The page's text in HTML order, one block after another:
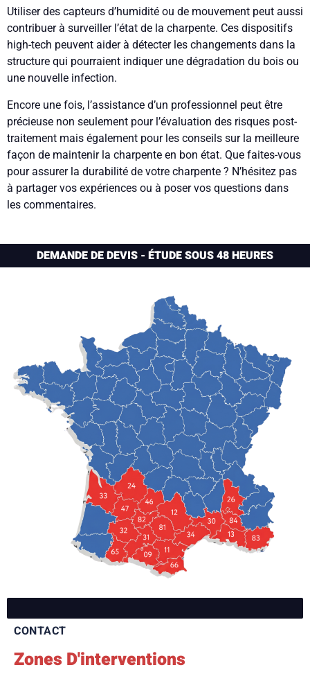
Utiliser des capteurs d’humidité ou de mouvement peut aussi
contribuer à surveiller l’état de la charpente. Ces dispositifs
high-tech peuvent aider à détecter les changements dans la
structure qui pourraient indiquer une dégradation du bois ou
une nouvelle infection.
Encore une fois, l’assistance d’un professionnel peut être
précieuse non seulement pour l’évaluation des risques post-
traitement mais également pour les conseils sur la meilleure
façon de maintenir la charpente en bon état. Que faites-vous
pour assurer la durabilité de votre charpente ? N’hésitez pas
à partager vos expériences ou à poser vos questions dans
les commentaires.
DEMANDE DE DEVIS - ÉTUDE SOUS 48 HEURES
CONTACT
Zones D'interventions